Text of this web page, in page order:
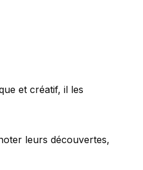
et créatif, il les
leurs découvertes,